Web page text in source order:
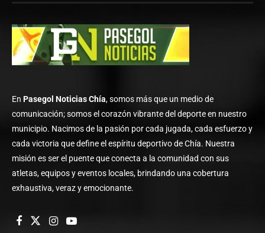
En Pasegol Noticias Chía, somos más que un medio de
comunicación; somos el corazón vibrante del deporte en nuestro
municipio. Nacimos de la pasión por cada jugada, cada esfuerzo y
cada victoria que define el espíritu deportivo de Chía. Nuestra
misión es ser el puente que conecta a la comunidad con sus
atletas, equipos y eventos locales, brindando una cobertura
exhaustiva, veraz y emocionante.